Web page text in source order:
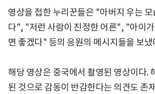
영상을 접한 누리꾼들은 "아버지 우는
다", "저런 사람이 진정한 어른", "아이
면 좋겠다" 등의 응원의 메시지들을 보냈
해당 영상은 중국에서 촬영된 영상이다.
된 것으로 감동이 반감한다는 의견도 존